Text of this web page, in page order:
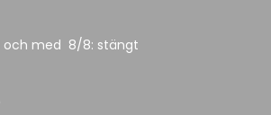
och med 8/8: stängt